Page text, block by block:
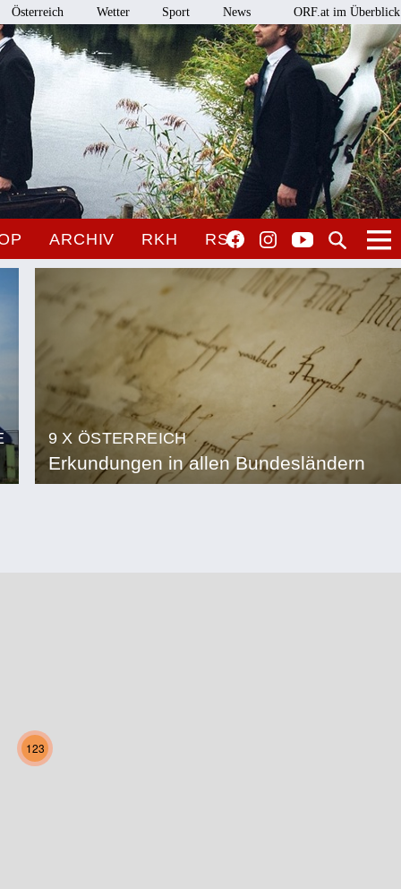
Österreich Wetter Sport News ORF.at im Überblick
ARCHIV RKH RSO
9 X ÖSTERREICH
Erkundungen in allen Bundesländern
123